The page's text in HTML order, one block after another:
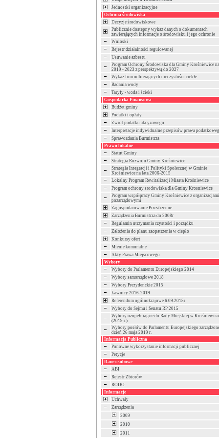
Jednostki organizacyjne
Ochrona środowiska
Decyzje środowiskowe
Publicznie dostępny wykaz danych o dokumentach
zawierających informacje o środowisku i jego ochronie
Wnioski
Rejestr działalności regulowanej
Usuwanie azbestu
Program Ochrony Środowiska dla Gminy Krośniewice
2019 - 2023 z perspektywą do 2027
Wykaz firm odbierających nieczystości ciekłe
Badania wody
Taryfy - woda i ścieki
Gospodarka Finansowa
Budżet gminy
Podatki i opłaty
Zwrot podatku akcyzowego
Interpretacje indywidualne przepisów prawa
Sprawozdania Burmistrza
Prawo lokalne
Statut Gminy
Strategia Rozwoju Gminy Krośniewice
Strategia Integracji i Polityki Społecznej w Gminie
Krośniewice na lata 2006-2015
Lokalny Program Rewitalizacji Miasta Krośniewice
Program ochrony srodowiska dla Gminy Krosniewice
Program współpracy Gminy Krośniewice z organizacjami
pozarządowymi
Zagospodarowanie Przestrzenne
Zarządzenia Burmistrza do 2008r
Regulamin utrzymania czystości i porządku
Założenia do planu zaopatrzenia w ciepło
Konkursy ofert
Mienie komunalne
Akty Prawa Miejscowego
Wybory
Wybory do Parlamentu Europejskiego 2014
Wybory samorządowe 2018
Wybory Prezydenckie 2015
Ławnicy 2016-2019
Referendum ogólnokrajowe 6.09.2015r
Wybory do Sejmu i Senatu RP 2015
Wybory uzupełniające do Rady Miejskiej w
(2019 r.)
Wybory posłów do Parlamentu Europejskiego
dzień 26 maja 2019 r.
Informacja Publiczna
Ponowne wykorzystanie informacji publicznej
Petycje
Dane osobowe
ABI
Rejestr Zbiorów
RODO
Informacje
Uchwały
Zarządzenia
2009
2010
2011